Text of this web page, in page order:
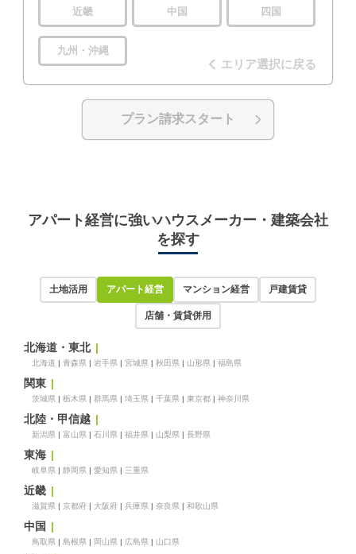
近畿 中国 四国
九州・沖縄
エリア選択に戻る
プラン請求スタート
アパート経営に強いハウスメーカー・建築会社
を探す
土地活用 アパート経営 マンション経営 戸建賃貸
店舗・賃貸併用
北海道・東北
北海道 青森県 岩手県 宮城県 秋田県 山形県 福島県
関東
茨城県 栃木県 群馬県 埼玉県 千葉県 東京都 神奈川県
北陸・甲信越
新潟県 富山県 石川県 福井県 山梨県 長野県
東海
岐阜県 静岡県 愛知県 三重県
近畿
滋賀県 京都府 大阪府 兵庫県 奈良県 和歌山県
中国
鳥取県 島根県 岡山県 広島県 山口県